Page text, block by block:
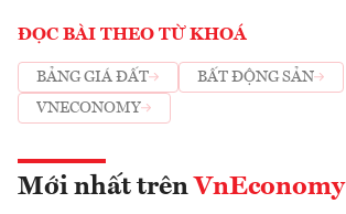
ĐỌC BÀI THEO TỪ KHOÁ
BẢNG GIÁ ĐẤT
BẤT ĐỘNG SẢN
VNECONOMY
Mới nhất trên VnEconomy